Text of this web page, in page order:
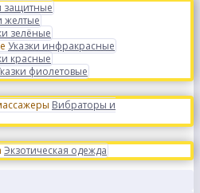
защитные
желтые
зелёные
Указки инфракрасные
красные
фиолетовые
Вибраторы и
Экзотическая одежда